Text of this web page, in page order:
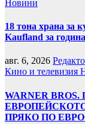
Новини
18 тона храна за
Kaufland за
авг. 6, 2026
Кино и телевизия
WARNER
ПРЯКО ПО